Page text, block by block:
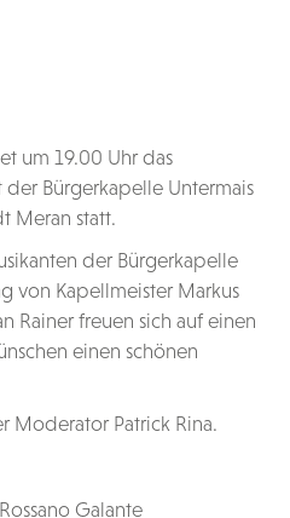
um 19.00 Uhr das
Bürgerkapelle Untermais
Meran statt.
der Bürgerkapelle
von Kapellmeister Markus
Rainer freuen sich auf einen
einen schönen
Moderator Patrick Rina.
Galante